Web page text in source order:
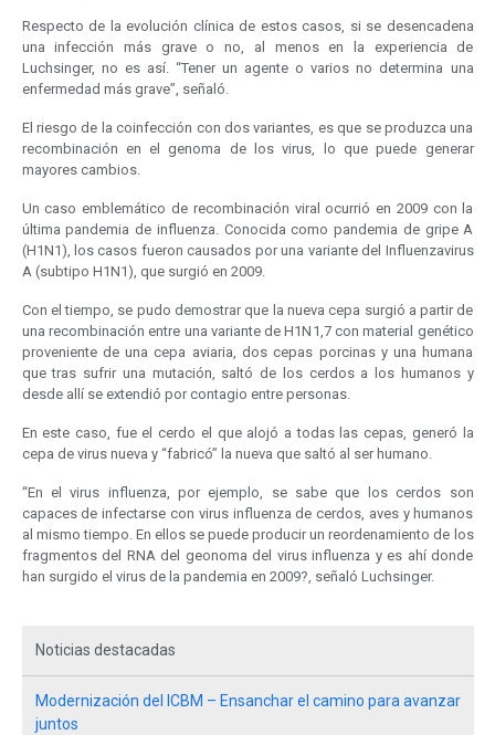
Respecto de la evolución clínica de estos casos, si se desencadena
una infección más grave o no, al menos en la experiencia de
Luchsinger, no es así. “Tener un agente o varios no determina una
enfermedad más grave”, señaló.
El riesgo de la coinfección con dos variantes, es que se produzca una
recombinación en el genoma de los virus, lo que puede generar
mayores cambios.
Un caso emblemático de recombinación viral ocurrió en 2009 con la
última pandemia de influenza. Conocida como pandemia de gripe A
(H1N1), los casos fueron causados por una variante del Influenzavirus
A (subtipo H1N1), que surgió en 2009.
Con el tiempo, se pudo demostrar que la nueva cepa surgió a partir de
una recombinación entre una variante de H1N1,7 con material genético
proveniente de una cepa aviaria, dos cepas porcinas y una humana
que tras sufrir una mutación, saltó de los cerdos a los humanos y
desde allí se extendió por contagio entre personas.
En este caso, fue el cerdo el que alojó a todas las cepas, generó la
cepa de virus nueva y “fabricó” la nueva que saltó al ser humano.
“En el virus influenza, por ejemplo, se sabe que los cerdos son
capaces de infectarse con virus influenza de cerdos, aves y humanos
al mismo tiempo. En ellos se puede producir un reordenamiento de los
fragmentos del RNA del geonoma del virus influenza y es ahí donde
han surgido el virus de la pandemia en 2009?, señaló Luchsinger.
Noticias destacadas
Modernización del ICBM – Ensanchar el camino para avanzar
juntos